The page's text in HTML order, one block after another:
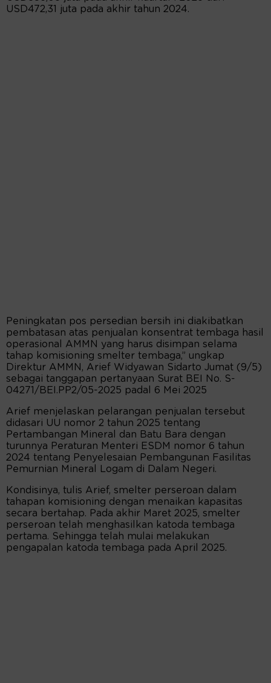
USD472,31 juta pada akhir tahun 2024.
Peningkatan pos persedian bersih ini diakibatkan
pembatasan atas penjualan konsentrat tembaga hasil
operasional AMMN yang harus disimpan selama
tahap komisioning smelter tembaga,” ungkap
Direktur AMMN, Arief Widyawan Sidarto Jumat (9/5)
sebagai tanggapan pertanyaan Surat BEI No. S-
04271/BEI.PP2/05-2025 padal 6 Mei 2025
Arief menjelaskan pelarangan penjualan tersebut
didasari UU nomor 2 tahun 2025 tentang
Pertambangan Mineral dan Batu Bara dengan
turunnya Peraturan Menteri ESDM nomor 6 tahun
2024 tentang Penyelesaian Pembangunan Fasilitas
Pemurnian Mineral Logam di Dalam Negeri.
Kondisinya, tulis Arief, smelter perseroan dalam
tahapan komisioning dengan menaikan kapasitas
secara bertahap. Pada akhir Maret 2025, smelter
perseroan telah menghasilkan katoda tembaga
pertama. Sehingga telah mulai melakukan
pengapalan katoda tembaga pada April 2025.